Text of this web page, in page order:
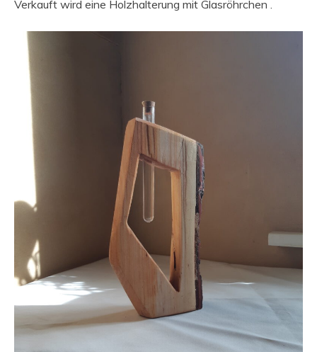
Verkauft wird eine Holzhalterung mit Glasröhrchen .